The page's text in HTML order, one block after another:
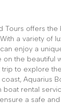
Tours offers
a variety of
enjoy a
the beautiful
trip to explore
Aquarius
rental
a safe